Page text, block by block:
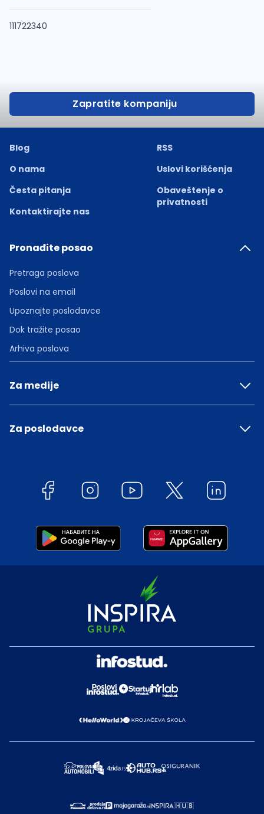
111722340
Zapratite kompaniju
Blog
O nama
Česta pitanja
Kontaktirajte nas
RSS
Uslovi korišćenja
Obaveštenje o
privatnosti
Pronađite posao
Pretraga poslova
Poslovi na email
Upoznajte poslodavce
Dok tražite posao
Arhiva poslova
Za medije
Za poslodavce